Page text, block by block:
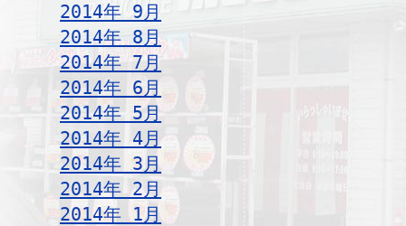
2014年 9月
2014年 8月
2014年 7月
2014年 6月
2014年 5月
2014年 4月
2014年 3月
2014年 2月
2014年 1月